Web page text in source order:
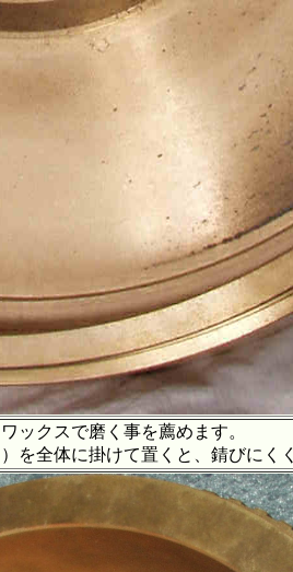
クスで磨く事を薦めます。
全体に掛けて置くと、錆びにくく